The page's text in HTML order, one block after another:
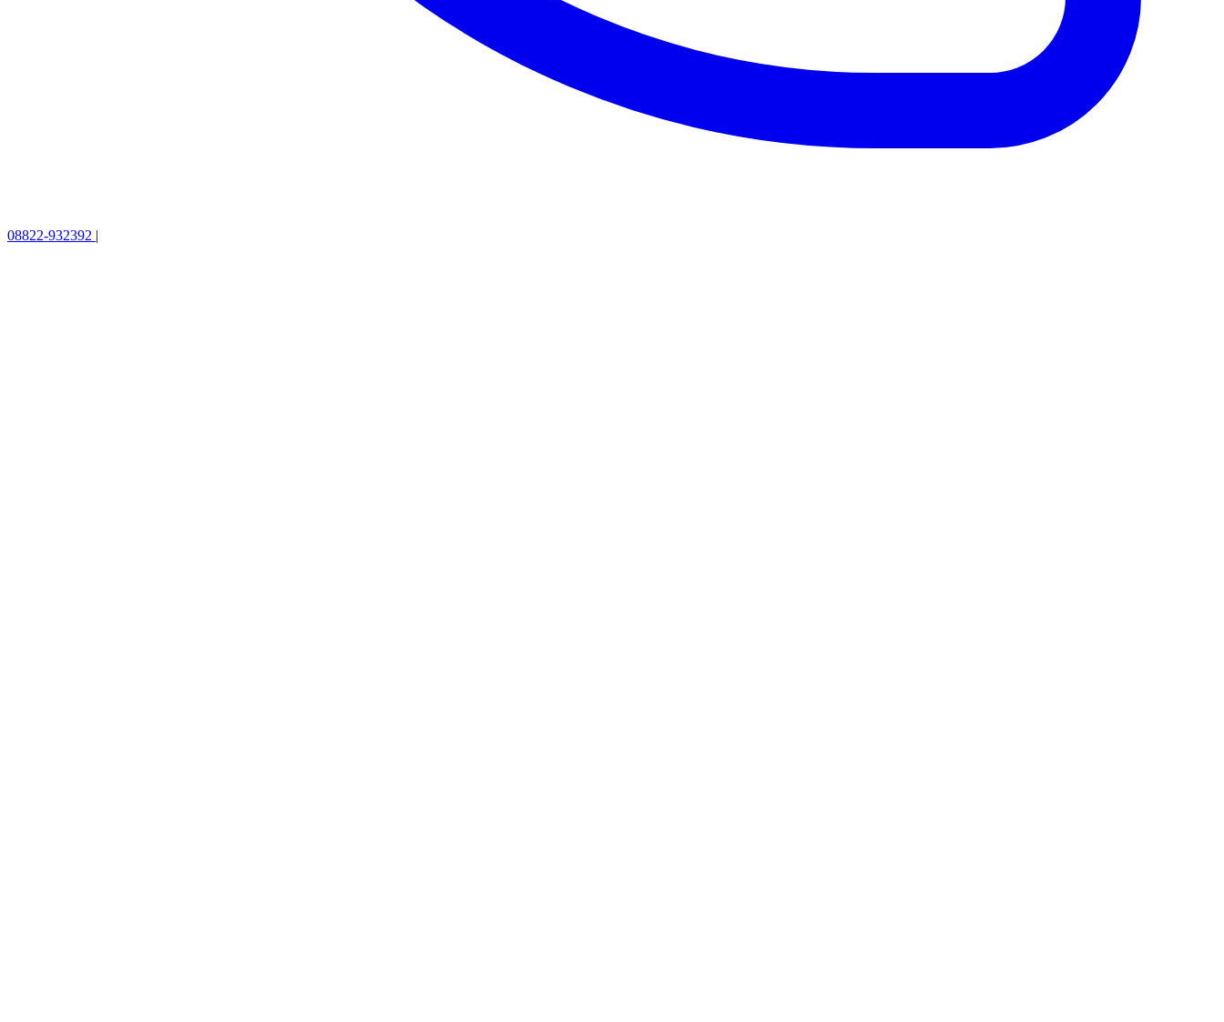
08822-932392 |